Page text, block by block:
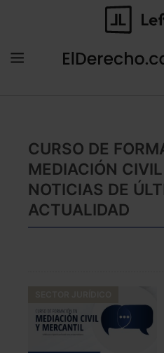
CURSO DE
MEDIACIÓN
NOTICIAS DE
ACTUALIDAD